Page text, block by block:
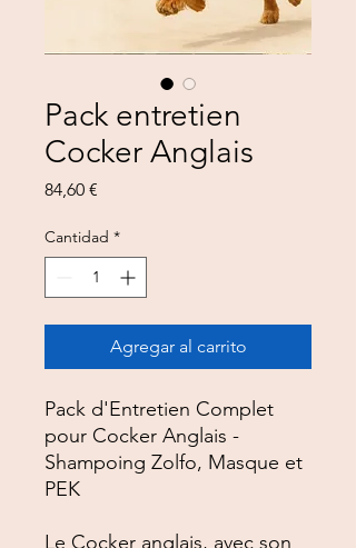
Pack entretien
Cocker Anglais
84,60 €
Cantidad *
Agregar al carrito
Pack d'Entretien Complet
pour Cocker Anglais -
Shampoing Zolfo, Masque et
PEK
Le Cocker anglais, avec son